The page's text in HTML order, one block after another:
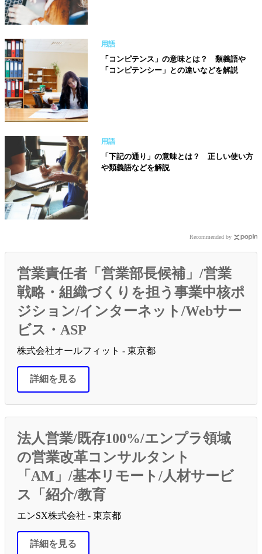
用語
「コンピテンス」の意味とは？ 類義語や
「コンピテンシー」との違いなどを解説
用語
「下記の通り」の意味とは？ 正しい使い方
や類義語などを解説
Recommended by
営業責任者「営業部長候補」/営業
戦略・組織づくりを担う事業中核ポ
ジション/インターネット/Webサー
ビス・ASP
株式会社オールフィット - 東京都
詳細を見る
法人営業/既存100%/エンプラ領域
の営業改革コンサルタント
「AM」/基本リモート/人材サービ
ス「紹介/教育
エンSX株式会社 - 東京都
詳細を見る